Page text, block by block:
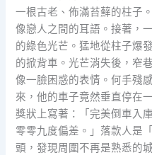
一根古老、佈滿苔蘚的柱子
像戀人之間的耳語。接著，
的綠色光芒。猛地從柱子爆
的掀背車。光芒消失後，窄
像一臉困惑的表情。何手殘
來，他的車子竟然垂直停在
獎狀上寫著：「完美倒車入
零零九度偏差。」落款人是
頭，發現周圍不再是熟悉的